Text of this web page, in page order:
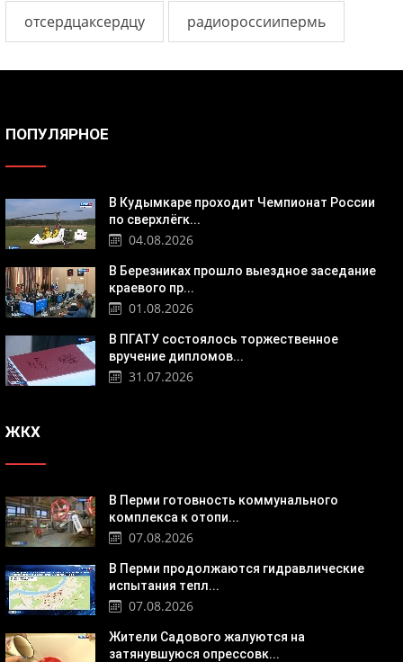
отсердцаксердцу радиороссиипермь
ПОПУЛЯРНОЕ
В Кудымкаре проходит Чемпионат России
по сверхлёгк...
04.08.2026
В Березниках прошло выездное заседание
краевого пр...
01.08.2026
В ПГАТУ состоялось торжественное
вручение дипломов...
31.07.2026
ЖКХ
В Перми готовность коммунального
комплекса к отопи...
07.08.2026
В Перми продолжаются гидравлические
испытания тепл...
07.08.2026
Жители Садового жалуются на
затянувшуюся опрессовк...